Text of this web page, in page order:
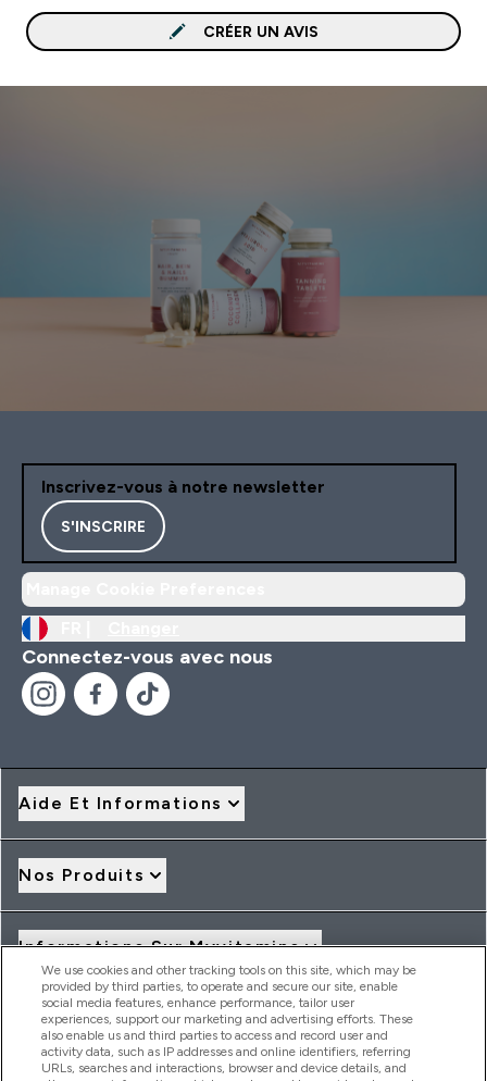
CRÉER UN AVIS
Inscrivez-vous à notre newsletter
S'INSCRIRE
Connectez-vous avec nous
Aide Et Informations
Nos Produits
Informations Sur Myvitamins
Offres Et Réductions
We use cookies and other tracking tools on this site, which may be
provided by third parties, to operate and secure our site, enable
social media features, enhance performance, tailor user
experiences, support our marketing and advertising efforts. These
also enable us and third parties to access and record user and
activity data, such as IP addresses and online identifiers, referring
URLs, searches and interactions, browser and device details, and